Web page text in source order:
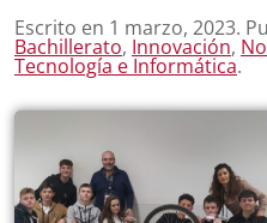
Escrito en 1 marzo, 2023.
Bachillerato, Innovación,
Tecnología e Informática.